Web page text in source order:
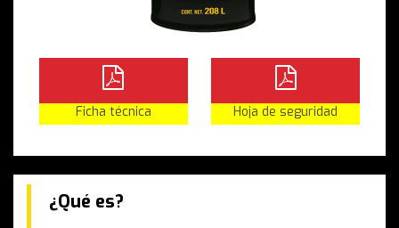
Ficha técnica Hoja de seguridad
¿Qué es?